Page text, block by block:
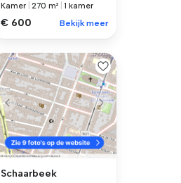
Kamer 270 m² |1 kamer
€ 600 Bekijk meer
Schaarbeek